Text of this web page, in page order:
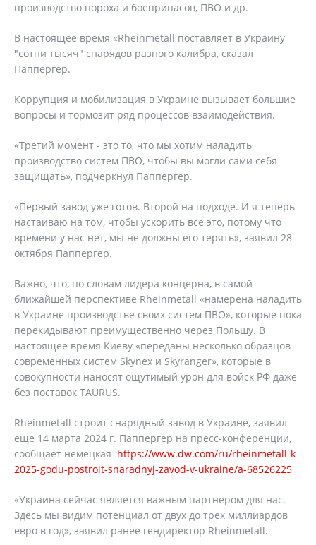
производство пороха и боеприпасов, ПВО и др.
В настоящее время «Rheinmetall поставляет в Украину
"сотни тысяч" снарядов разного калибра, сказал
Паппергер.
Коррупция и мобилизация в Украине вызывает большие
вопросы и тормозит ряд процессов взаимодействия.
«Третий момент - это то, что мы хотим наладить
производство систем ПВО, чтобы вы могли сами себя
защищать», подчеркнул Паппергер.
«Первый завод уже готов. Второй на подходе. И я теперь
настаиваю на том, чтобы ускорить все это, потому что
времени у нас нет, мы не должны его терять», заявил 28
октября Паппергер.
Важно, что, по словам лидера концерна, в самой
ближайшей перспективе Rheinmetall «намерена наладить
в Украине производстве своих систем ПВО», которые пока
перекидывают преимущественно через Польшу. В
настоящее время Киеву «переданы несколько образцов
современных систем Skynex и Skyranger», которые в
совокупности наносят ощутимый урон для войск РФ даже
без поставок TAURUS.
Rheinmetall строит снарядный завод в Украине, заявил
еще 14 марта 2024 г. Паппергер на пресс-конференции,
сообщает немецкая https://www.dw.com/ru/rheinmetall-k-
2025-godu-postroit-snaradnyj-zavod-v-ukraine/a-68526225
«Украина сейчас является важным партнером для нас.
Здесь мы видим потенциал от двух до трех миллиардов
евро в год», заявил ранее гендиректор Rheinmetall.